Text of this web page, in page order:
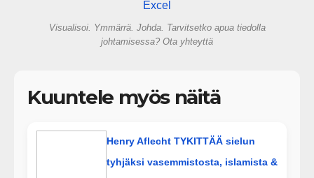
Visualisoi. Ymmärrä. Johda. Tarvitsetko apua tiedolla
johtamisessa? Ota yhteyttä
Kuuntele myös näitä
Henry Aflecht TYKITTÄÄ sielun
tyhjäksi vasemmistosta, islamista &